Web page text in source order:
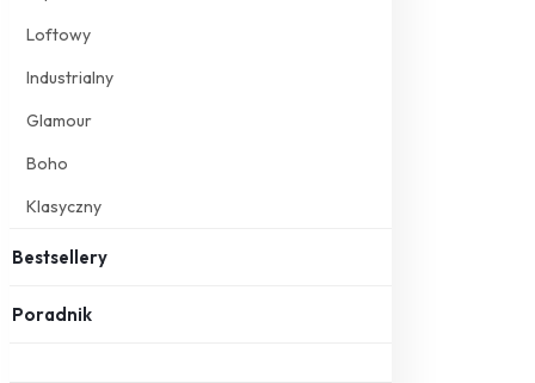
Loftowy
Industrialny
Glamour
Boho
Klasyczny
Bestsellery
Poradnik